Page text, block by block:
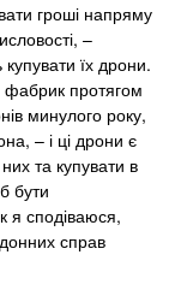
гроші напряму
–
купувати їх дрони.
фабрик протягом
минулого року,
– і ці дрони є
та купувати в
бути
я сподіваюся,
справ